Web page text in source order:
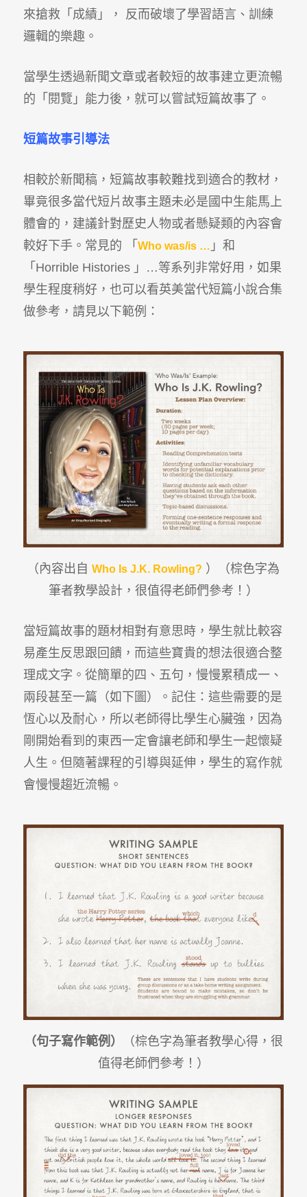
來搶救「成績」， 反而破壞了學習語言、訓練
邏輯的樂趣。
當學生透過新聞文章或者較短的故事建立更流暢
的「閱覽」能力後，就可以嘗試短篇故事了。
短篇故事引導法
相較於新聞稿，短篇故事較難找到適合的教材，
畢竟很多當代短片故事主題未必是國中生能馬上
體會的，建議針對歷史人物或者懸疑類的內容會
較好下手。常見的 「 Who was/is … 」和
「Horrible Histories 」…等系列非常好用，如果
學生程度稍好，也可以看英美當代短篇小說合集
做參考，請見以下範例：
（內容出自Who Is J.K. Rowling? ）（棕色字為
筆者教學設計，很值得老師們參考！）
當短篇故事的題材相對有意思時，學生就比較容
易產生反思跟回饋，而這些寶貴的想法很適合整
理成文字。從簡單的四、五句，慢慢累積成一、
兩段甚至一篇（如下圖）。記住：這些需要的是
恆心以及耐心，所以老師得比學生心臟強，因為
剛開始看到的東西一定會讓老師和學生一起懷疑
人生。但隨著課程的引導與延伸，學生的寫作就
會慢慢趨近流暢。
（句子寫作範例）
（棕色字為筆者教學心得，很
值得老師們參考！）